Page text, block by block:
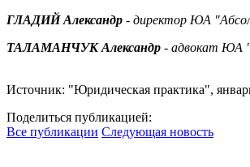
ГЛАДИЙ Александр - директор ЮА
ТАЛАМАНЧУК Александр - адвокат ЮА
Источник: "Юридическая практика",
Поделиться публикацией:
Все публикации Следующая новость